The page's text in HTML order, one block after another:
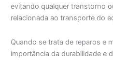
evitando qualquer transtorno
relacionada ao transporte do
Quando se trata de reparos e
importância da durabilidade e